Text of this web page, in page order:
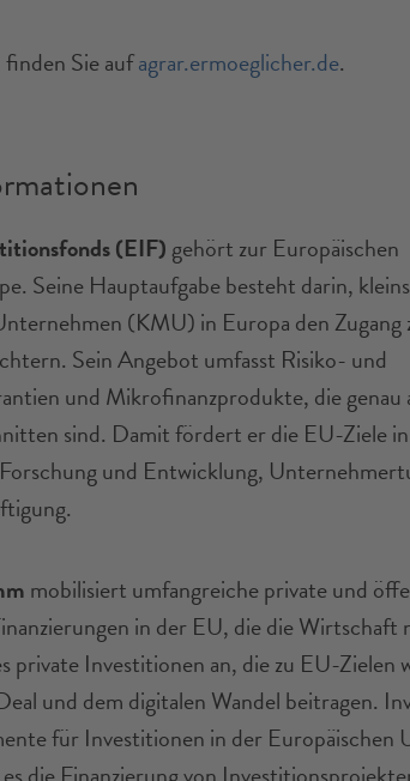
Sie aufagrar.ermoeglicher.de.
(EIF)gehört zur Europäischen
Seine Hauptaufgabe besteht darin,
(KMU) in Europa den Zugang
Sein Angebot umfasst Risiko- und
und Mikrofinanzprodukte, die genau
sind. Damit fördert er die EU-Ziele
und Entwicklung,
mobilisiert umfangreiche private und
in der EU, die die Wirtschaft
private Investitionen an, die zu EU-Zielen
und dem digitalen Wandel beitragen.
für Investitionen in der Europäischen